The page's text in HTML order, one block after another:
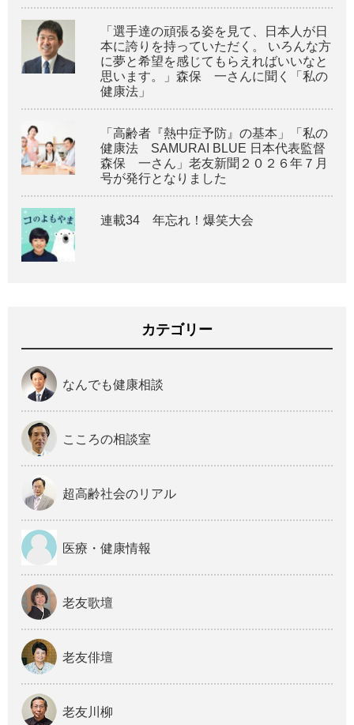
「選手達の頑張る姿を見て、日本人が日
本に誇りを持っていただく。 いろんな方
に夢と希望を感じてもらえればいいなと
思います。」森保 一さんに聞く「私の
健康法」
「高齢者『熱中症予防』の基本」「私の
健康法 SAMURAI BLUE 日本代表監督
森保 一さん」老友新聞２０２６年７月
号が発行となりました
連載34 年忘れ！爆笑大会
カテゴリー
なんでも健康相談
こころの相談室
超高齢社会のリアル
医療・健康情報
老友歌壇
老友俳壇
老友川柳